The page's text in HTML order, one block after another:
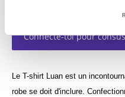
Connecte-toi pour
Le T-shirt Luan est un
robe se doit d'inclure.